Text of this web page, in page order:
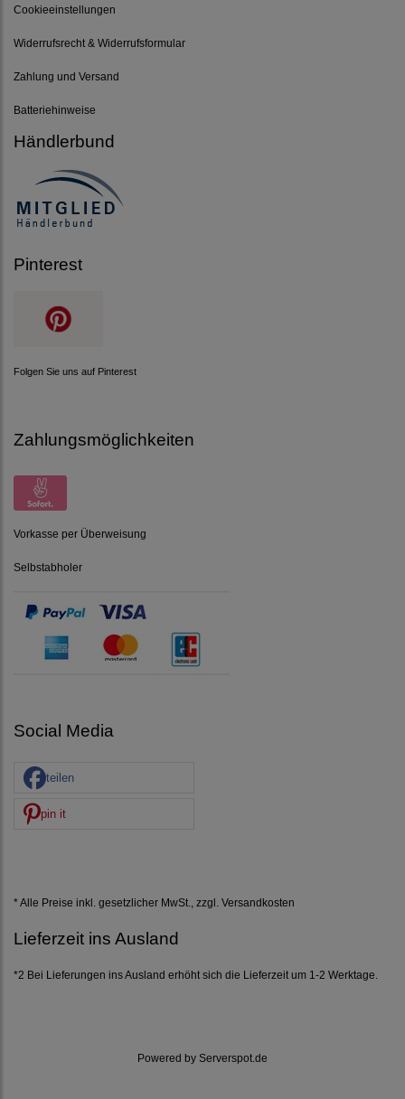
Cookieeinstellungen
Widerrufsrecht & Widerrufsformular
Zahlung und Versand
Batteriehinweise
Händlerbund
Pinterest
Folgen Sie uns auf Pinterest
Zahlungsmöglichkeiten
Vorkasse per Überweisung
Selbstabholer
Social Media
teilen
pin it
* Alle Preise inkl. gesetzlicher MwSt., zzgl. Versandkosten
Lieferzeit ins Ausland
*2 Bei Lieferungen ins Ausland erhöht sich die Lieferzeit um 1-2 Werktage.
Powered by Serverspot.de